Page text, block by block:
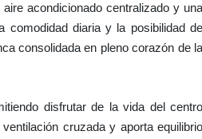
acondicionado centralizado y una
comodidad diaria y la posibilidad de
consolidada en pleno corazón de la
disfrutar de la vida del centro
cruzada y aporta equilibrio